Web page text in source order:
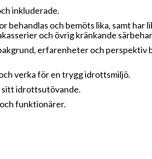
inkluderade.
behandlas och bemöts lika, samt har
och övrig kränkande
erfarenheter och perspektiv
verka för en trygg idrottsmiljö.
sitt idrottsutövande.
funktionärer.